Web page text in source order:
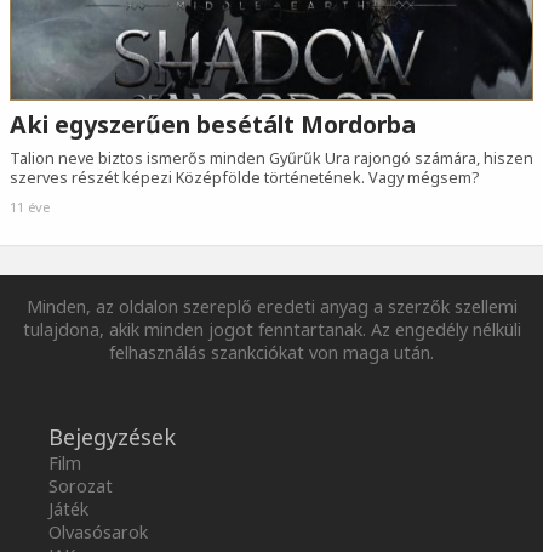
Aki egyszerűen besétált Mordorba
Talion neve biztos ismerős minden Gyűrűk Ura rajongó számára, hiszen
szerves részét képezi Középfölde történetének. Vagy mégsem?
11 éve
Minden, az oldalon szereplő eredeti anyag a szerzők szellemi
tulajdona, akik minden jogot fenntartanak. Az engedély nélküli
felhasználás szankciókat von maga után.
Bejegyzések
Film
Sorozat
Játék
Olvasósarok